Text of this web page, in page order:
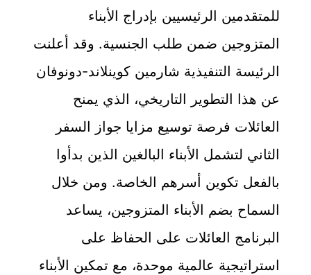
للمتقدمين الرئيسيين بإدراج الأبناء
المتزوجين ضمن طلب الجنسية. وقد أعلنت
الرئيسة التنفيذية شارمين كوينلاند-دونوفان
عن هذا التطوير التاريخي، الذي يمنح
العائلات فرصة توسيع مزايا جواز السفر
الثاني لتشمل الأبناء البالغين الذين بدأوا
بالفعل تكوين أسرهم الخاصة. ومن خلال
السماح بضم الأبناء المتزوجين، يساعد
البرنامج العائلات على الحفاظ على
استراتيجية عالمية موحدة، مع تمكين الأبناء